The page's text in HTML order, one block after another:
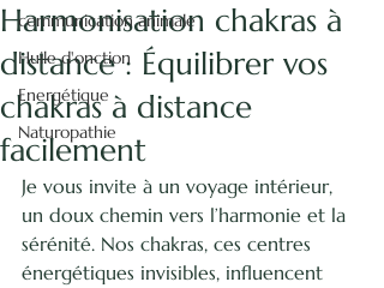
Communication Animale
communication animale
Huile d'onction
Energétique
Naturopathie
Harmonisation chakras à
distance : Équilibrer vos
chakras à distance
facilement
Je vous invite à un voyage intérieur,
un doux chemin vers l’harmonie et la
sérénité. Nos chakras, ces centres
énergétiques invisibles, influencent